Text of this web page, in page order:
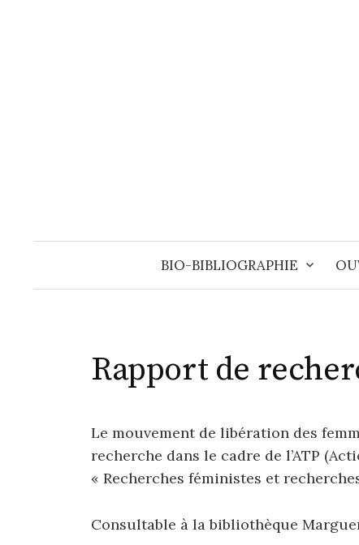
BIO-BIBLIOGRAPHIE
Rapport de
Le mouvement de libération des
recherche dans le cadre de l’ATP
« Recherches féministes et
Consultable à la bibliothèque